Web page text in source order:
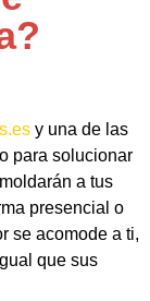
y una de las
para solucionar
a tus
presencial o
se acomode a ti,
que sus